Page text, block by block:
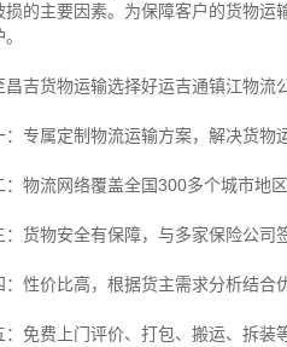
损的主要因素。为保障客户的货物
昌吉货物运输选择好运吉通镇江物流
：专属定制物流运输方案，解决货物
：物流网络覆盖全国300多个城市地
：货物安全有保障，与多家保险公司
：性价比高，根据货主需求分析结合
：免费上门评价、打包、搬运、拆装